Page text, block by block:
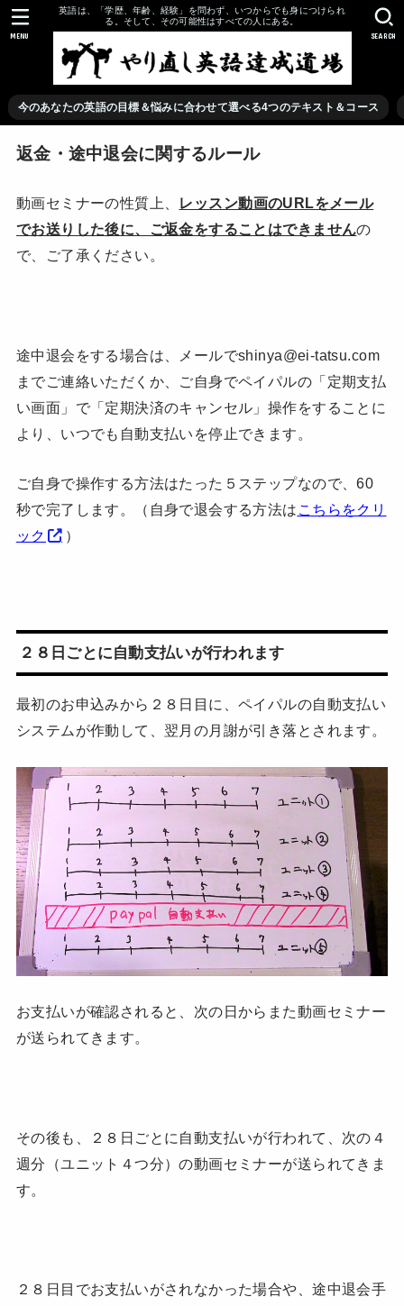
英語は、「学歴、年齢、経験」を問わず、いつからでも身につけられ
る。そして、その可能性はすべての人にある。
今のあなたの英語の目標＆悩みに合わせて選べる4つのテキスト＆コース
SEARCH
MENU
返金・途中退会に関するルール
動画セミナーの性質上、 レッスン動画のURLをメール
でお送りした後に、ご返金をすることはできませんの
で、ご了承ください。
途中退会をする場合は、メールでshinya@ei-tatsu.com
までご連絡いただくか、ご自身でペイパルの「定期支払
い画面」で「定期決済のキャンセル」操作をすることに
より、いつでも自動支払いを停止できます。
ご自身で操作する方法はたった５ステップなので、60
秒で完了します。（自身で退会する方法は こちらをクリ
ック
）
２８日ごとに自動支払いが行われます
最初のお申込みから２８日目に、ペイパルの自動支払い
システムが作動して、翌月の月謝が引き落とされます。
お支払いが確認されると、次の日からまた動画セミナー
が送られてきます。
その後も、２８日ごとに自動支払いが行われて、次の４
週分（ユニット４つ分）の動画セミナーが送られてきま
す。
２８日目でお支払いがされなかった場合や、途中退会手